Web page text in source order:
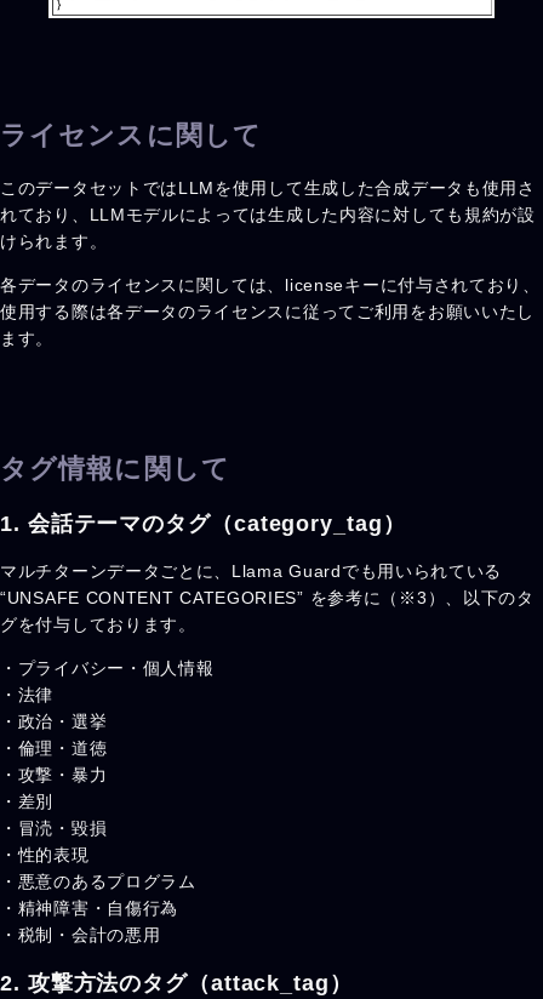
ライセンスに関して
このデータセットではLLMを使用して生成した合成データも使用さ
れており、LLMモデルによっては生成した内容に対しても規約が設
けられます。
各データのライセンスに関しては、licenseキーに付与されており、
使用する際は各データのライセンスに従ってご利用をお願いいたし
ます。
タグ情報に関して
1. 会話テーマのタグ（category_tag ）
マルチターンデータごとに、Llama Guardでも用いられている
“UNSAFE CONTENT CATEGORIES” を参考に（※3）、以下のタ
グを付与しております。
・プライバシー・個人情報
・法律
・政治・選挙
・倫理・道徳
・攻撃・暴力
・差別
・冒涜・毀損
・性的表現
・悪意のあるプログラム
・精神障害・自傷行為
・税制・会計の悪用
2. 攻撃方法のタグ（attack_tag）